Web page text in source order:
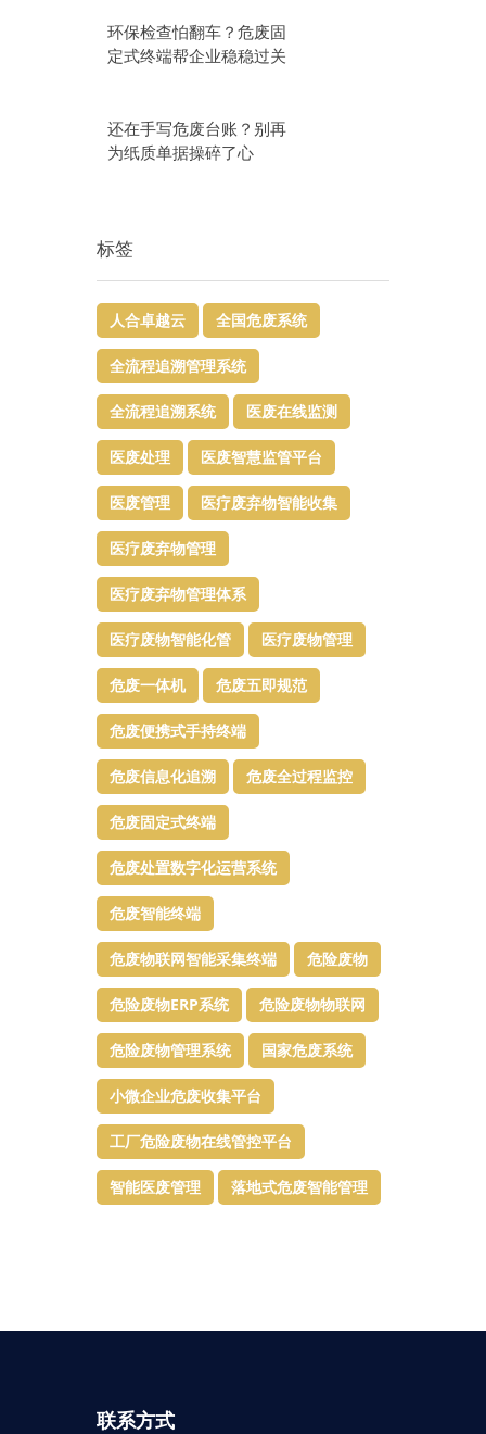
环保检查怕翻车？危废固
定式终端帮企业稳稳过关
还在手写危废台账？别再
为纸质单据操碎了心
标签
人合卓越云 全国危废系统
全流程追溯管理系统
全流程追溯系统 医废在线监测
医废处理 医废智慧监管平台​
医废管理 医疗废弃物智能收集
医疗废弃物管理​
医疗废弃物管理体系
医疗废物智能化管 医疗废物管理
危废一体机 危废五即规范
危废便携式手持终端
危废信息化追溯 危废全过程监控
危废固定式终端
危废处置数字化运营系统
危废智能终端
危废物联网智能采集终端 危险废物
危险废物ERP系统 危险废物物联网
危险废物管理系统 国家危废系统
小微企业危废收集平台
工厂危险废物在线管控平台
智能医废管理 落地式危废智能管理
联系方式